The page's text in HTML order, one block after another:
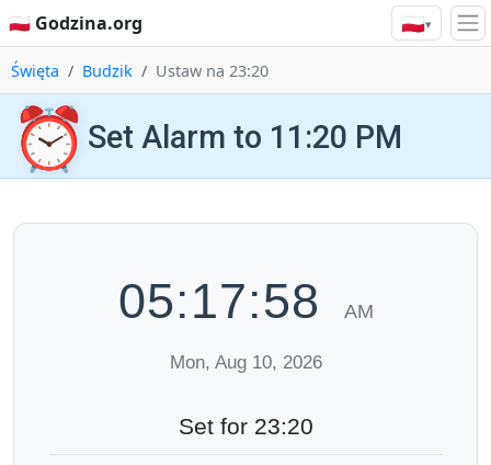
🇵🇱 Godzina.org 🇵🇱▾
Święta Budzik Ustaw na 23:20
⏰ Set Alarm to 11:20 PM
05:17:59 AM
Mon, Aug 10, 2026
Set for 23:20